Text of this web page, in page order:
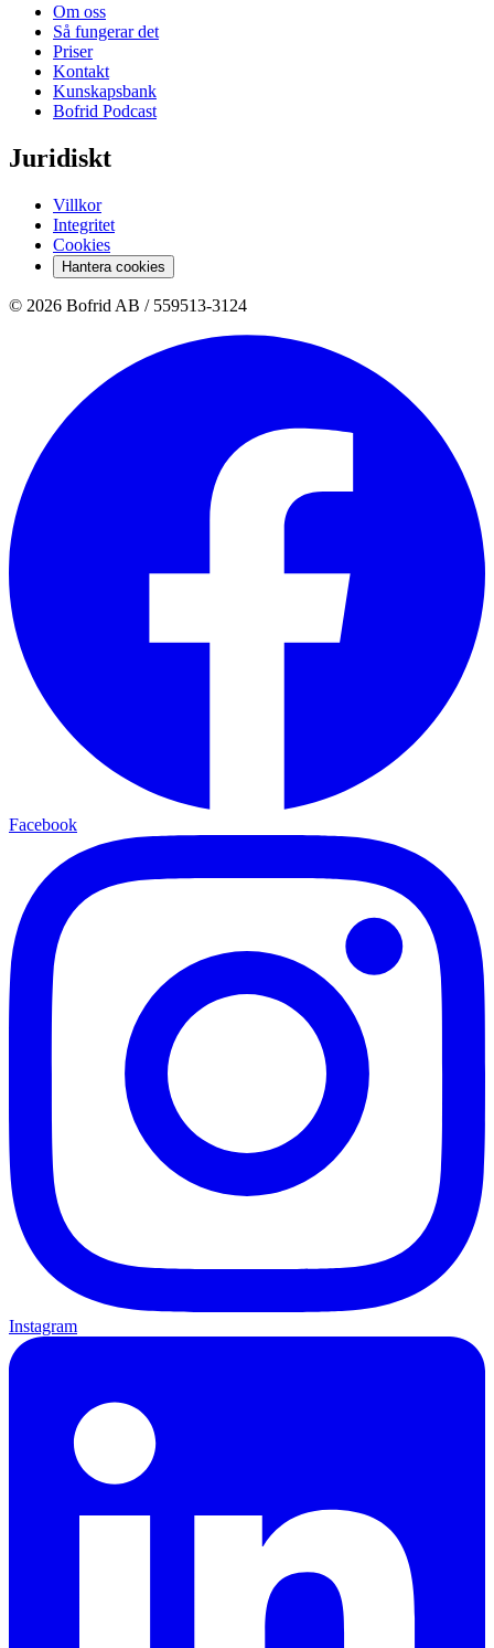
Om oss
Så fungerar det
Priser
Kontakt
Kunskapsbank
Bofrid Podcast
Juridiskt
Villkor
Integritet
Cookies
Hantera cookies
© 2026 Bofrid AB / 559513-3124
Facebook
Instagram